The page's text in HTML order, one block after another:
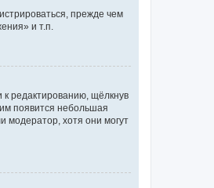
прежде чем
и т.п.
редактированию, щёлкнув
появится небольшая
модератор, хотя они могут